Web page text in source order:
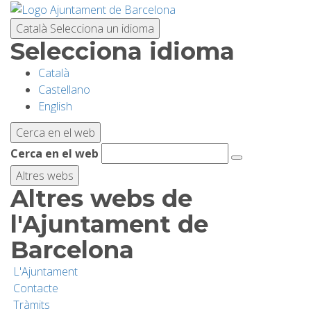
Català Selecciona un idioma
Selecciona idioma
Català
Castellano
English
Cerca en el web
Cerca en el web
Altres webs
Altres webs de
l'Ajuntament de
Barcelona
L'Ajuntament
Contacte
Tràmits
Vés
contingut
PLANIFICA LA VISITA
BIODIVERSITAT
ACTIVITATS
ESCOLES
RECERCA I CONSERVACIÓ
SOSTENIBILITAT